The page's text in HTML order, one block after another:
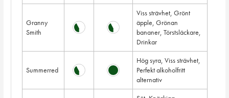
Granny
Smith
Viss strävhet, Grönt
äpple, Grönan
bananer, Törstsläckare,
Drinkar
Summerred
Hög syra, Viss strävhet,
Perfekt alkoholfritt
alternativ